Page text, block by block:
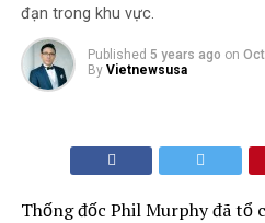
đạn trong khu vực.
Published 5 years ago on
By Vietnewsusa
Thống đốc Phil Murphy đã tổ